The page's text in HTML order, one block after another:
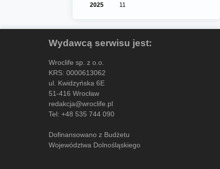
2025 11
Wydawcą serwisu jest:
Wroclife sp. z o.o.
KRS: 0000613062
ul. Kwidzyńska 6E
51-416 Wrocław
redakcja@wroclife.pl
Tel: +48 535 744 090
Dofinansowano z Budżetu
Województwa Dolnośląskiego